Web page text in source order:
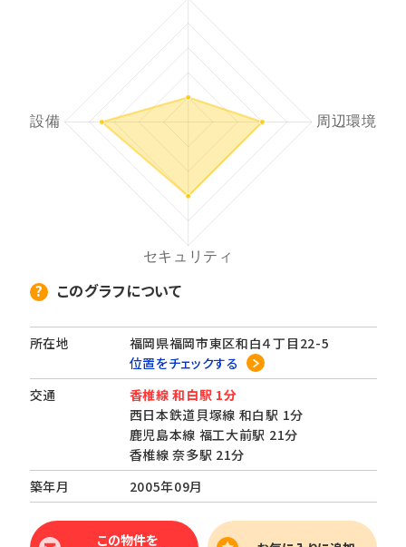
このグラフについて
所在地
福岡県福岡市東区和白４丁目22-5
位置をチェックする
交通
香椎線 和白駅 1分
西日本鉄道貝塚線 和白駅 1分
鹿児島本線 福工大前駅 21分
香椎線 奈多駅 21分
築年月
2005年09月
この物件を